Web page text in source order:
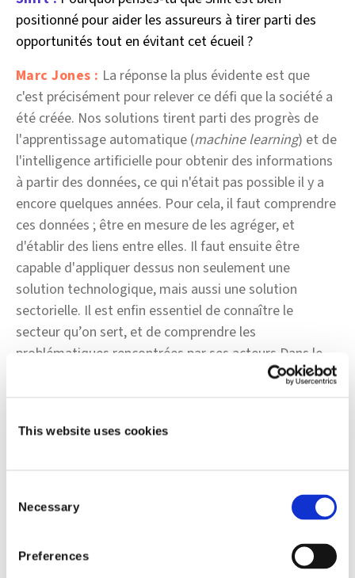
This website uses cookies
Selection
Necessary
Preferences
positionné pour aider les assureurs à tirer parti des
opportunités tout en évitant cet écueil ?
Marc Jones : La réponse la plus évidente est que
c'est précisément pour relever ce défi que la société a
été créée. Nos solutions tirent parti des progrès de
l'apprentissage automatique (machine learning) et de
l'intelligence artificielle pour obtenir des informations
à partir des données, ce qui n'était pas possible il y a
encore quelques années. Pour cela, il faut comprendre
ces données ; être en mesure de les agréger, et
d'établir des liens entre elles. Il faut ensuite être
capable d'appliquer dessus non seulement une
solution technologique, mais aussi une solution
sectorielle. Il est enfin essentiel de connaître le
secteur qu’on sert, et de comprendre les
problématiques rencontrées par ses acteurs.Dans le
cas de la détection des fraudes, des risques liés à la
mal intentionnés. Lorsqu’on parvient à réunir
d'extraordinaire.
Shift est omniprésent. Pas seulement chez les